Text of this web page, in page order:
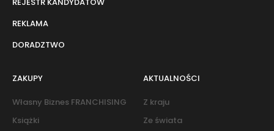
REKLAMA
DORADZTWO
ZAKUPY
Własny Biznes FRANCHISING
Książki
AKTUALNOŚCI
Z kraju
Ze świata